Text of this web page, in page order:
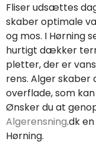
Fliser udsættes
skaber optimale
og mos. I Hørning
hurtigt dækker
pletter, der er
rens. Alger
overflade, som
Ønsker du at
Algerensning.dk
Hørning.